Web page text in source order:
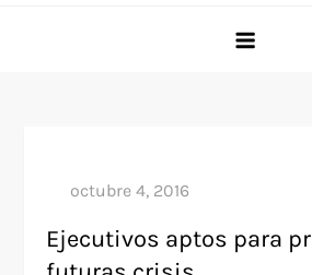
Ejecutivos aptos para